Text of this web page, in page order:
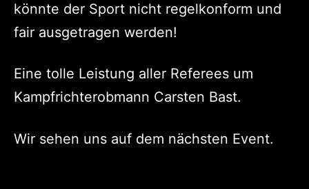
könnte der Sport nicht regelkonform und
fair ausgetragen werden!
Eine tolle Leistung aller Referees um
Kampfrichterobmann Carsten Bast.
Wir sehen uns auf dem nächsten Event.